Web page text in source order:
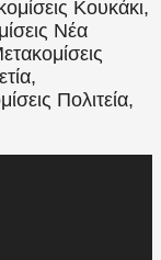
Κουκάκι,
Νέα
Πολιτεία,